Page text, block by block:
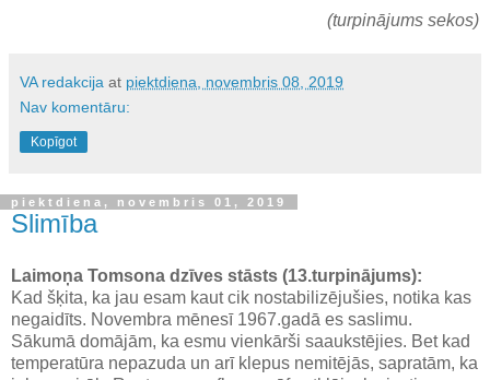
(turpinājums sekos)
VA redakcija at piektdiena, novembris 08, 2019
Nav komentāru:
Kopīgot
piektdiena, novembris 01, 2019
Slimība
Laimoņa Tomsona dzīves stāsts (13.turpinājums):
Kad šķita, ka jau esam kaut cik nostabilizējušies, notika kas
negaidīts. Novembra mēnesī 1967.gadā es saslimu.
Sākumā domājām, ka esmu vienkārši saaukstējies. Bet kad
temperatūra nepazuda un arī klepus nemitējās, sapratām, ka